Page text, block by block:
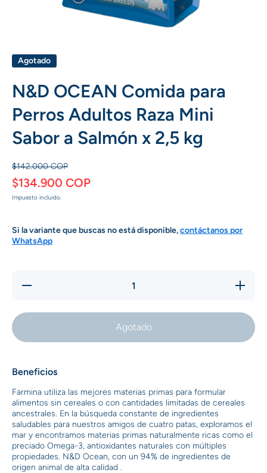
Agotado
N&D OCEAN Comida para
Perros Adultos Raza Mini
Sabor a Salmón x 2,5 kg
$142.000 COP
$134.900 COP
Impuesto incluido.
Si la variante que buscas no está disponible,contáctanos por
WhatsApp
Reducir
Mini
Salmón x
2,5 kg
Aumentar
cantidad
OCEAN
Comida
para
2,5 kg
Agotado
Beneficios
Farmina utiliza las mejores materias primas para formular
alimentos sin cereales o con cantidades limitadas de cereales
ancestrales. En la búsqueda constante de ingredientes
saludables para nuestros amigos de cuatro patas, exploramos el
mar y encontramos materias primas naturalmente ricas como el
preciado Omega-3, antioxidantes naturales con múltiples
propiedades. N&D Ocean, con un 94% de ingredientes de
origen animal de alta calidad .